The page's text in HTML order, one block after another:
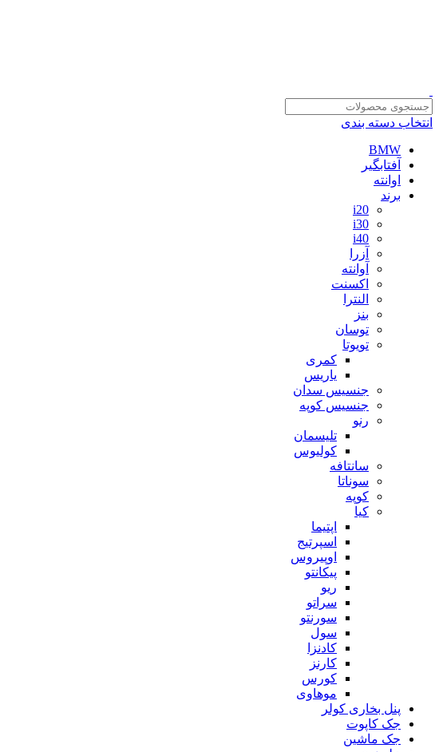
انتخاب دسته بندی
BMW
آفتابگیر
اوانته
برند
i20
i30
i40
آزرا
آوانته
اکسنت
النترا
بنز
توسان
تویوتا
کمری
یاریس
جنسیس سدان
جنسیس کوپه
رنو
تلیسمان
کولیوس
سانتافه
سوناتا
کوپه
کیا
اپتیما
اسپرتیج
اوپیروس
پیکانتو
ریو
سراتو
سورنتو
سول
کادنزا
کارنز
کورس
موهاوی
پنل بخاری کولر
جک کاپوت
جک ماشین